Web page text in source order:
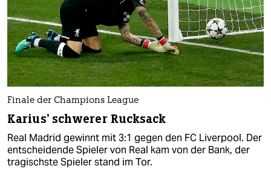
Finale der Champions League
Karius' schwerer Rucksack
Real Madrid gewinnt mit 3:1 gegen den FC Liverpool. Der
entscheidende Spieler von Real kam von der Bank, der
tragischste Spieler stand im Tor.